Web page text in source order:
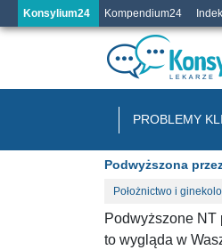
Konsylium24 Kompendium24
PROBLEMY
Podwyższona
Położnictwo i
Podwyższone NT
to wygląda w